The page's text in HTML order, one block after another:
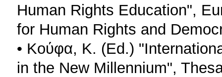
Human Rights Education",
for Human Rights and
• Κούφα, Κ. (Ed.)
in the New Millennium",